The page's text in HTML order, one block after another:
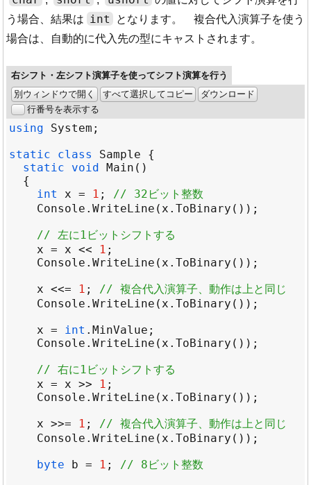
う場合、結果は
int
となります。 複合代入演算子を使う
場合は、自動的に代入先の型にキャストされます。
右シフト・左シフト演算子を使ってシフト演算を行う
別ウィンドウで開く
すべて選択してコピー
ダウンロード
行番号を表示する
using System
static
class Sample
static
void Main
int
x = 1 ; // 32ビット整数
Console . WriteLine (x . ToBinary
// 左に1ビットシフトする
x = x << 1
Console . WriteLine (x . ToBinary
x <<= 1 ; // 複合代入演算子、動作は上と同じ
Console . WriteLine (x . ToBinary
x = int . MinValue
Console . WriteLine (x . ToBinary
// 右に1ビットシフトする
x = x >> 1
Console . WriteLine (x . ToBinary
x >>= 1 ; // 複合代入演算子、動作は上と同じ
Console . WriteLine (x . ToBinary
byte
b = 1 ; // 8ビット整数